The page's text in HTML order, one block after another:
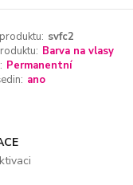
svfc2
Barva na vlasy
Permanentní
ano